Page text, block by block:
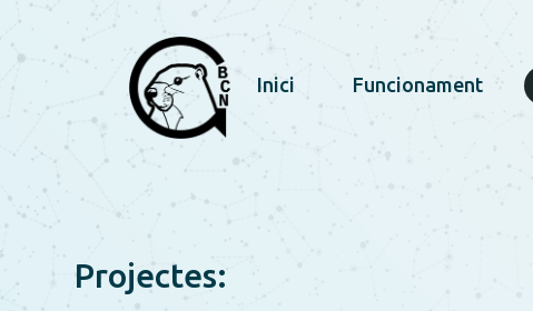
Inici Funcionament
Projectes: